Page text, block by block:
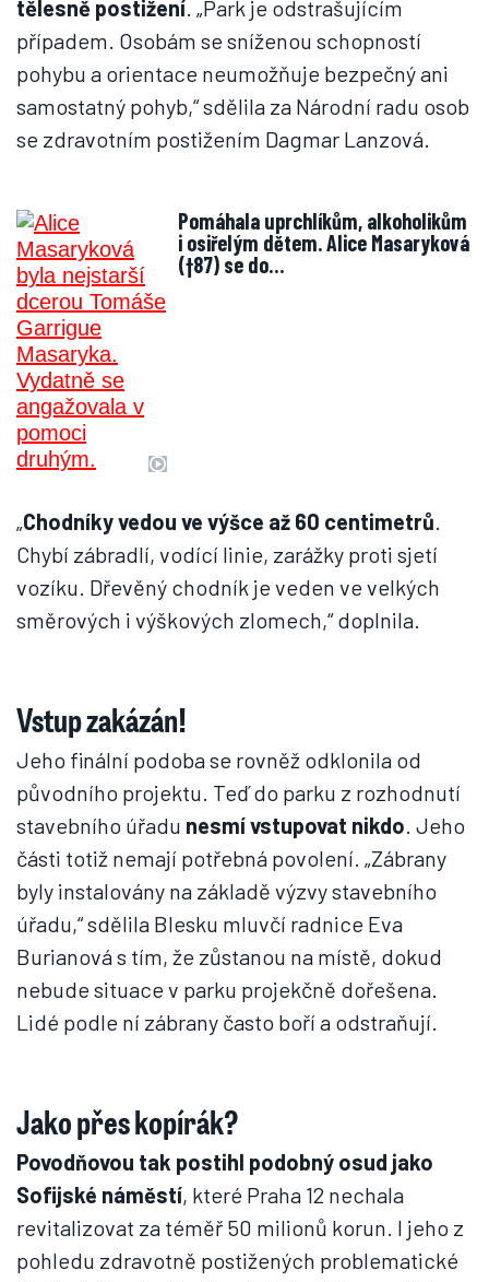
tělesně postižení. „Park je odstrašujícím
případem. Osobám se sníženou schopností
pohybu a orientace neumožňuje bezpečný ani
samostatný pohyb,“ sdělila za Národní radu osob
se zdravotním postižením Dagmar Lanzová.
Pomáhala uprchlíkům, alkoholikům
i osiřelým dětem. Alice Masaryková
(†87) se do…
„Chodníky vedou ve výšce až 60 centimetrů.
Chybí zábradlí, vodící linie, zarážky proti sjetí
vozíku. Dřevěný chodník je veden ve velkých
směrových i výškových zlomech,“ doplnila.
Vstup zakázán!
Jeho finální podoba se rovněž odklonila od
původního projektu. Teď do parku z rozhodnutí
stavebního úřadu nesmí vstupovat nikdo. Jeho
části totiž nemají potřebná povolení. „Zábrany
byly instalovány na základě výzvy stavebního
úřadu,“ sdělila Blesku mluvčí radnice Eva
Burianová s tím, že zůstanou na místě, dokud
nebude situace v parku projekčně dořešena.
Lidé podle ní zábrany často boří a odstraňují.
Jako přes kopírák?
Povodňovou tak postihl podobný osud jako
Sofijské náměstí, které Praha 12 nechala
revitalizovat za téměř 50 milionů korun. I jeho z
pohledu zdravotně postižených problematické